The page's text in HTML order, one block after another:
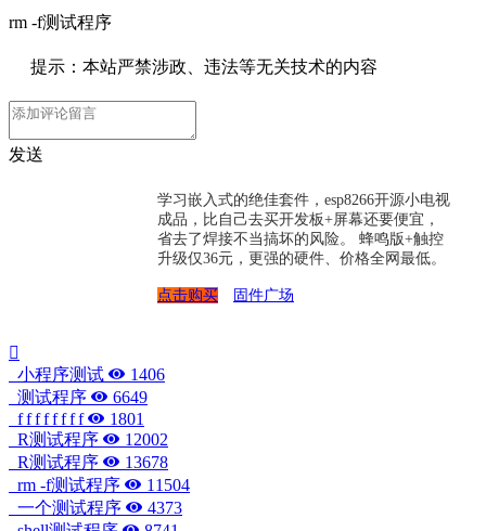
rm -f测试程序
提示：本站严禁涉政、违法等无关技术的内容
发送
学习嵌入式的绝佳套件，esp8266开源小电视
成品，比自己去买开发板+屏幕还要便宜，
省去了焊接不当搞坏的风险。 蜂鸣版+触控
升级仅36元，更强的硬件、价格全网最低。
点击购买 固件广场
小程序测试
1406
测试程序
6649
f f f f f f f f
1801
R测试程序
12002
R测试程序
13678
rm -f测试程序
11504
一个测试程序
4373